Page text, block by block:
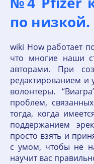
по низкой.
wiki How работает
что многие наши
авторами. При
редактированием и
волонтеры.
проблем,
тогда, когда
поддержанием
просто взять и
с умом, чтобы не
научит вас